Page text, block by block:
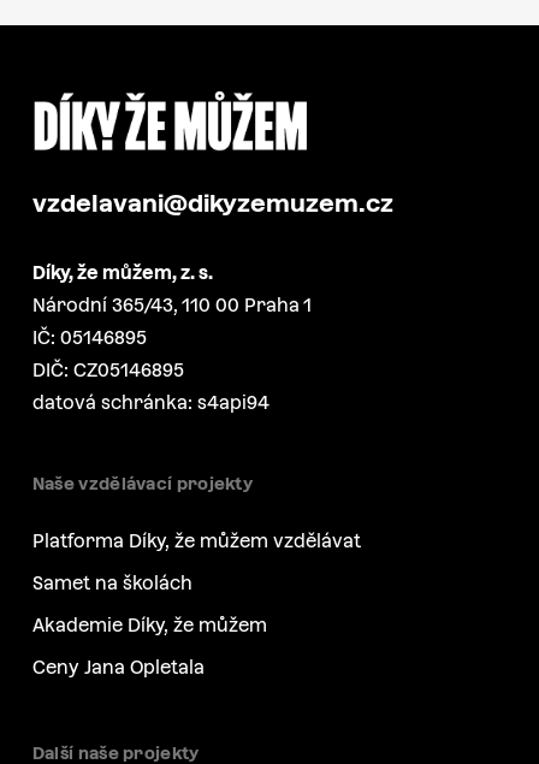
vzdelavani@dikyzemuzem.cz
Díky, že můžem, z. s.
Národní 365/43, 110 00 Praha 1
IČ: 05146895
DIČ: CZ05146895
datová schránka: s4api94
Naše vzdělávací projekty
Platforma Díky, že můžem vzdělávat
Samet na školách
Akademie Díky, že můžem
Ceny Jana Opletala
Další naše projekty